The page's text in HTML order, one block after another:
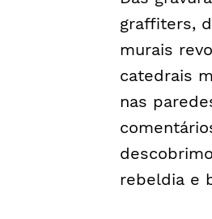
graffiters,
murais
catedrais
nas
rebeldia e